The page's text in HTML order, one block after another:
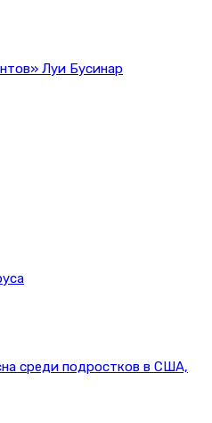
Луи Бусинар
среди подростков в США,